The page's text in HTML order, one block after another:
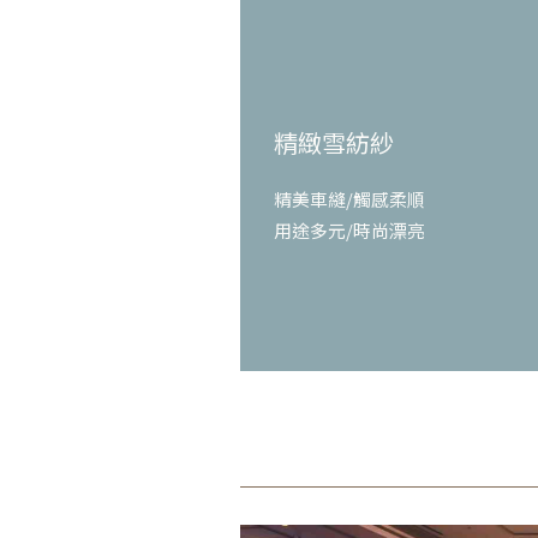
精緻雪紡紗
精美車縫/觸感柔順
用途多元/時尚漂亮